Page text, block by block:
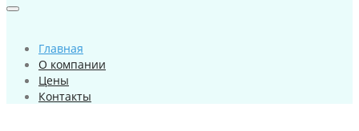
Главная
О компании
Цены
Контакты